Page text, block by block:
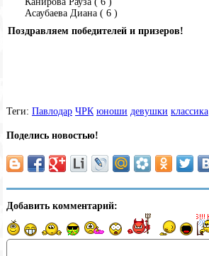
Асаубаева Диана ( 6 )
Поздравляем победителей и призеров!
Теги: Павлодар ЧРК юноши девушки классика
Поделись новостью!
Добавить комментарий: